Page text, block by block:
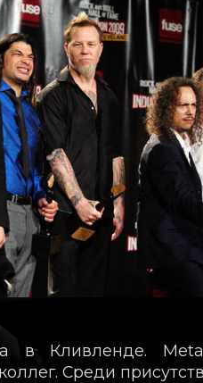
в Кливленде.
Среди